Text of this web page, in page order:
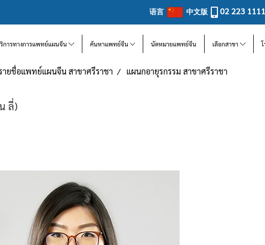
语言 中文版 02 223 1111
การทางการแพทย์แผนจีน ค้นหาแพทย์จีน นัดหมายแพทย์จีน เลือกสาขา
ายชื่อแพทย์แผนจีน สาขาศรีราชา
แผนกอายุรกรรม สาขาศรีราชา
ลี่)